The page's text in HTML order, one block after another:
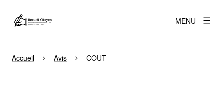
MENU
Accueil Avis COUT